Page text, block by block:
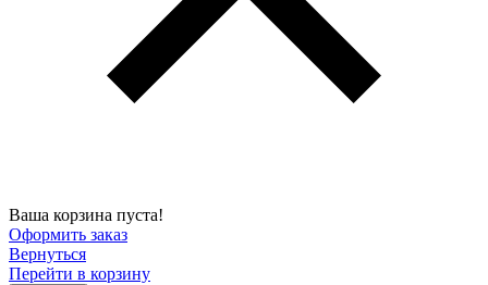
Ваша корзина пуста!
Оформить заказ
Вернуться
Перейти в корзину